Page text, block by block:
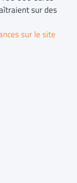
sur des
sur le site